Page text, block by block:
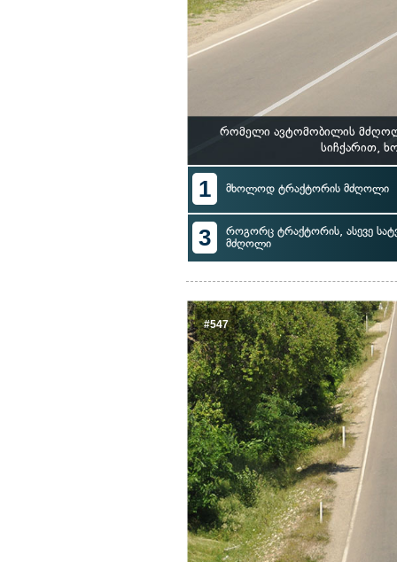
რომელი ავტომობილის
სიჩქარით,
1 მხოლოდ ტრაქტორის მძღოლი
3
როგორც ტრაქტორის, ასევე
მძღოლი
#547